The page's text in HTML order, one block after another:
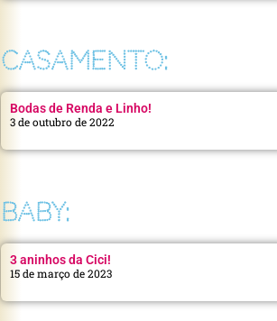
CASAMENTO:
Bodas de Renda e Linho!
3 de outubro de 2022
BABY:
3 aninhos da Cici!
15 de março de 2023